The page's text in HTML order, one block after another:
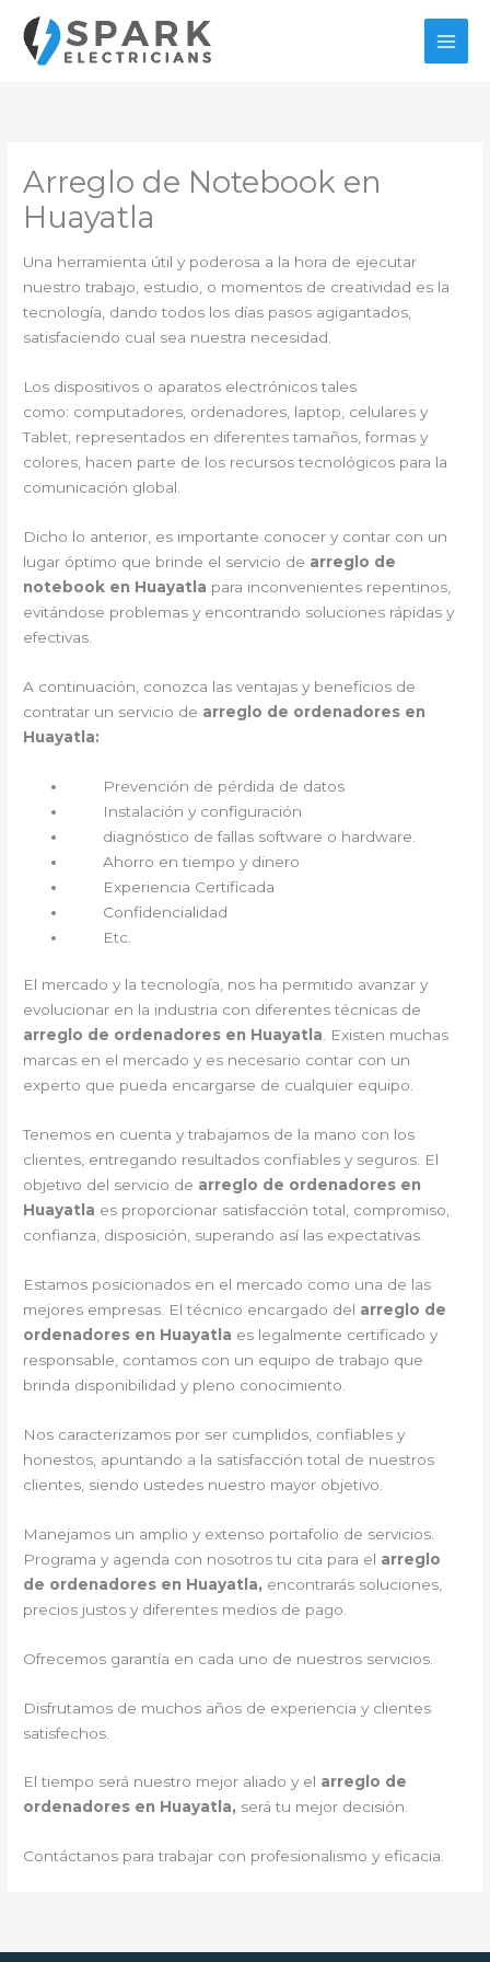
contenido
Arreglo de Notebook en
Huayatla
Una herramienta útil y poderosa a la hora de ejecutar
nuestro trabajo, estudio, o momentos de creatividad es la
tecnología, dando todos los días pasos agigantados,
satisfaciendo cual sea nuestra necesidad.
Los dispositivos o aparatos electrónicos tales
como: computadores, ordenadores, laptop, celulares y
Tablet, representados en diferentes tamaños, formas y
colores, hacen parte de los recursos tecnológicos para la
comunicación global.
Dicho lo anterior, es importante conocer y contar con un
lugar óptimo que brinde el servicio de arreglo de
notebook en Huayatla para inconvenientes repentinos,
evitándose problemas y encontrando soluciones rápidas y
efectivas.
A continuación, conozca las ventajas y beneficios de
contratar un servicio de arreglo de ordenadores en
Huayatla:
Prevención de pérdida de datos
Instalación y configuración
diagnóstico de fallas software o hardware.
Ahorro en tiempo y dinero
Experiencia Certificada
Confidencialidad
Etc.
El mercado y la tecnología, nos ha permitido avanzar y
evolucionar en la industria con diferentes técnicas de
arreglo de ordenadores en Huayatla. Existen muchas
marcas en el mercado y es necesario contar con un
experto que pueda encargarse de cualquier equipo.
Tenemos en cuenta y trabajamos de la mano con los
clientes, entregando resultados confiables y seguros. El
objetivo del servicio de arreglo de ordenadores en
Huayatla es proporcionar satisfacción total, compromiso,
confianza, disposición, superando así las expectativas.
Estamos posicionados en el mercado como una de las
mejores empresas. El técnico encargado del arreglo de
ordenadores en Huayatla es legalmente certificado y
responsable, contamos con un equipo de trabajo que
brinda disponibilidad y pleno conocimiento.
Nos caracterizamos por ser cumplidos, confiables y
honestos, apuntando a la satisfacción total de nuestros
clientes, siendo ustedes nuestro mayor objetivo.
Manejamos un amplio y extenso portafolio de servicios.
Programa y agenda con nosotros tu cita para el arreglo
de ordenadores en Huayatla, encontrarás soluciones,
precios justos y diferentes medios de pago.
Ofrecemos garantía en cada uno de nuestros servicios.
Disfrutamos de muchos años de experiencia y clientes
satisfechos.
El tiempo será nuestro mejor aliado y el arreglo de
ordenadores en Huayatla, será tu mejor decisión.
Contáctanos para trabajar con profesionalismo y eficacia.